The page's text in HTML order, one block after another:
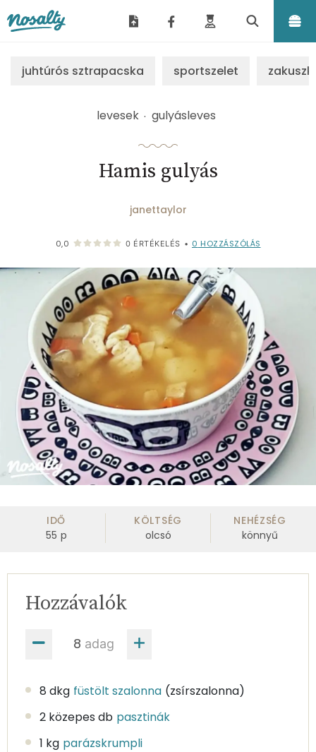
juhtúrós sztrapacska sportszelet
levesek gulyásleves
Hamis gulyás
janettaylor
0,0 0 ÉRTÉKELÉS • 0 HOZZÁSZÓLÁS
IDŐ
55 p
KÖLTSÉG
olcsó
NEHÉZSÉG
könnyű
adag
Hozzávalók
8 dkg füstölt szalonna (zsírszalonna)
2 közepes db pasztinák
1 kg parázskrumpli